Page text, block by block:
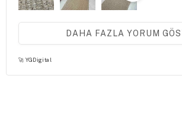
D** E**
DAHA FAZLA YORUM
🚀 YGDigital